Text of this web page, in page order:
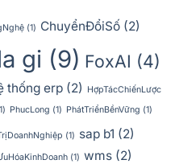
(1) ChuyểnĐổiSố (2)
gi (9) FoxAI (4)
thống erp (2)
HợpTácChiếnLược
PhucLong (1) PhátTriểnBềnVững (1)
(1) sap b1 (2)
(1) wms (2)